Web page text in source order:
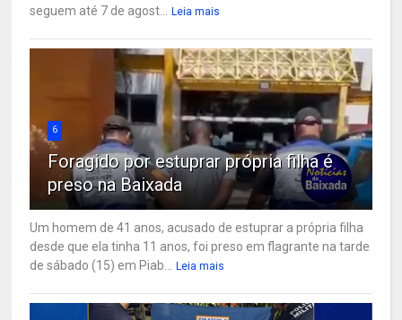
seguem até 7 de agost...
Leia mais
6
Foragido por estuprar própria filha é
preso na Baixada
Um homem de 41 anos, acusado de estuprar a própria filha
desde que ela tinha 11 anos, foi preso em flagrante na tarde
de sábado (15) em Piab...
Leia mais